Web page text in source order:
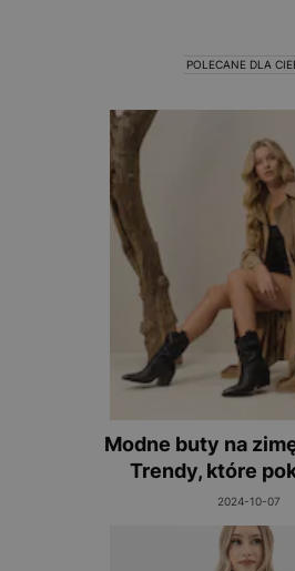
POLECANE DLA
Modne buty na
Trendy, które
2024-10-07